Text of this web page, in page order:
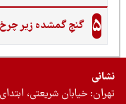
گنجِ گمشده زیر چرخ
خیابان شریعتی، ابتدای